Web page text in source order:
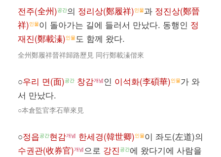
전주(全州)공간의 정리상(鄭履祥)인물과 정진상(鄭晉
祥)인물이 돌아가는 길에 들러서 만났다. 동행인 정
재진(鄭載溱)인물도 함께 왔다.
全州鄭履祥晉祥歸路歷見 同行鄭載溱偕來
○우리 면(面)공간 창감개념 인 이석화(李碩華)인물가 와
서 만났다.
○本倉監官李石華來見
○정읍공간현감개념 한세경(韓世卿)인물이 좌도(左道)의
수권관(收券官)개념 으로 강진 공간에 왔다기에 사람을